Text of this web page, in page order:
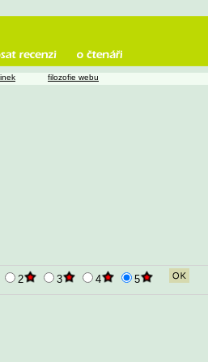
2 3 4 5
filozofie webu